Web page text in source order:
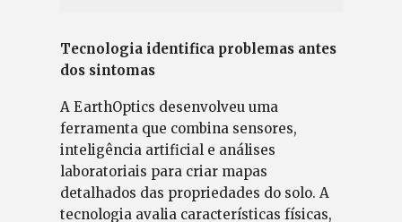
Tecnologia identifica problemas antes
dos sintomas
A EarthOptics desenvolveu uma
ferramenta que combina sensores,
inteligência artificial e análises
laboratoriais para criar mapas
detalhados das propriedades do solo. A
tecnologia avalia características físicas,